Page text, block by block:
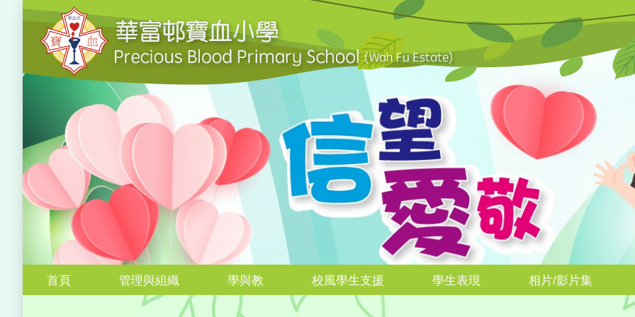
首頁 管理與組織 學與教 校風學生支援 學生表現 相片/影片集